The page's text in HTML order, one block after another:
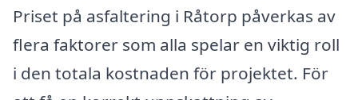
Priset på asfaltering i Råtorp påverkas av
flera faktorer som alla spelar en viktig roll
i den totala kostnaden för projektet. För